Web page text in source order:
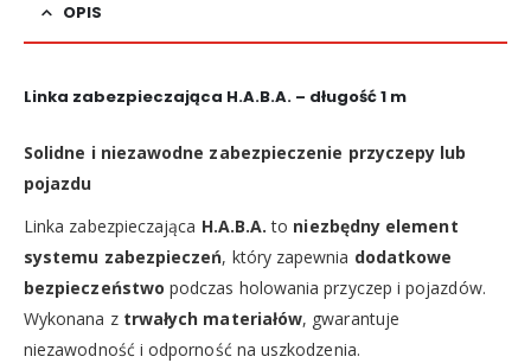
OPIS
Linka zabezpieczająca H.A.B.A. – długość 1 m
Solidne i niezawodne zabezpieczenie przyczepy lub
pojazdu
Linka zabezpieczająca H.A.B.A. to niezbędny element
systemu zabezpieczeń, który zapewnia dodatkowe
bezpieczeństwo podczas holowania przyczep i pojazdów.
Wykonana z trwałych materiałów, gwarantuje
niezawodność i odporność na uszkodzenia.